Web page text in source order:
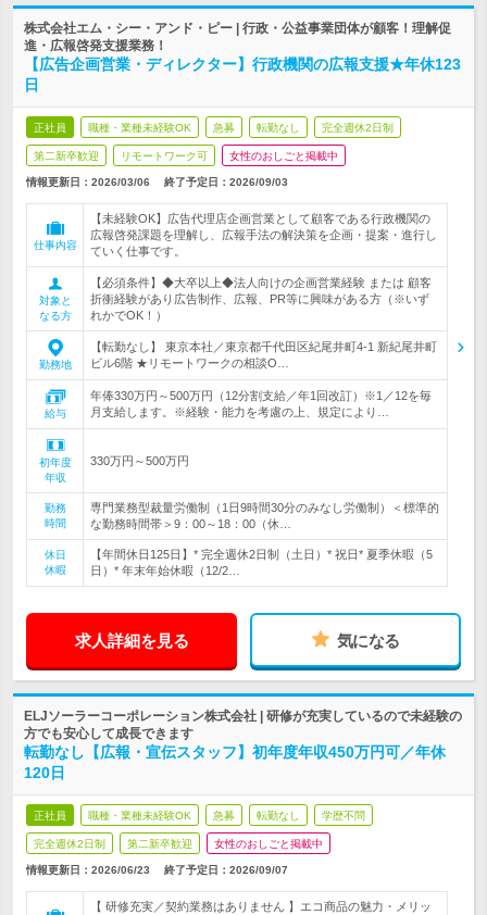
株式会社エム・シー・アンド・ピー | 行政・公益事業団体が顧客！理解促
進・広報啓発支援業務！
【広告企画営業・ディレクター】行政機関の広報支援★年休123
日
正社員 職種・業種未経験OK 急募 転勤なし 完全週休2日制
第二新卒歓迎 リモートワーク可 女性のおしごと掲載中
情報更新日：2026/03/06 終了予定日： 2026/09/03
仕事内容
【未経験OK】広告代理店企画営業として顧客である行政機関の
広報啓発課題を理解し、広報手法の解決策を企画・提案・進行し
ていく仕事です。
対象と
なる方
【必須条件】◆大卒以上◆法人向けの企画営業経験 または 顧客
折衝経験があり広告制作、広報、PR等に興味がある方（※いず
れかでOK！）
勤務地
【転勤なし】 東京本社／東京都千代田区紀尾井町4-1 新紀尾井町
ビル6階 ★リモートワークの相談O…
給与
年俸330万円～500万円（12分割支給／年1回改訂）※1／12を毎
月支給します。※経験・能力を考慮の上、規定により…
初年度
年収
330万円～500万円
勤務
時間
専門業務型裁量労働制（1日9時間30分のみなし労働制）＜標準的
な勤務時間帯＞9：00～18：00（休…
休日
休暇
【年間休日125日】* 完全週休2日制（土日）* 祝日* 夏季休暇（5
日）* 年末年始休暇（12/2…
求人詳細を見る 気になる
ELJソーラーコーポレーション株式会社 | 研修が充実しているので未経験の
方でも安心して成長できます
転勤なし【広報・宣伝スタッフ】初年度年収450万円可／年休
120日
正社員 職種・業種未経験OK 急募 転勤なし 学歴不問
完全週休2日制 第二新卒歓迎 女性のおしごと掲載中
情報更新日：2026/06/23 終了予定日： 2026/09/07
【 研修充実／契約業務はありません 】エコ商品の魅力・メリッ